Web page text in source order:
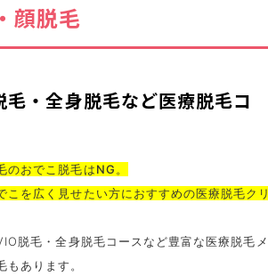
顔脱毛
・全身脱毛など医療脱毛コ
のおでこ脱毛はNG 。
こを広く見せたい方におすすめの医療脱毛クリ
脱毛・全身脱毛コースなど豊富な医療脱毛メ
あります。